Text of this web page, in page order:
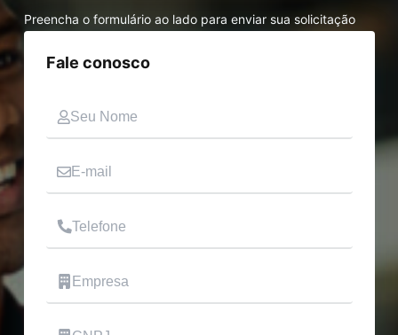
Preencha o formulário ao lado para enviar sua solicitação
Fale conosco
Telefone
Empresa
CNPJ